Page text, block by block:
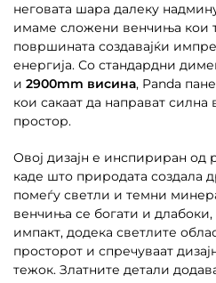
неговата шара далеку
имаме сложени венчиња кои
површината создавајќи
енергија. Со стандардни
и 2900mm висина, Panda
кои сакаат да направат силна
простор.
Овој дизајн е инспириран
каде што природата создала
помеѓу светли и темни
венчиња се богати и длабоки,
импакт, додека светлите
просторот и спречуваат
тежок. Златните детали